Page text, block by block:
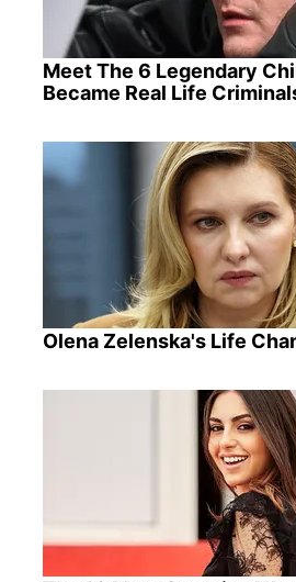
Meet The 6 Legendary
Became Real Life
Olena Zelenska's Life